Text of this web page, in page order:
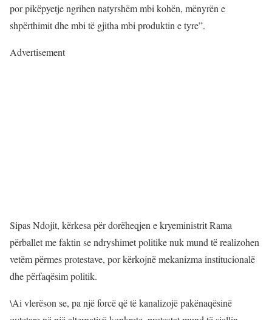
por pikëpyetje ngrihen natyrshëm mbi kohën, mënyrën e
shpërthimit dhe mbi të gjitha mbi produktin e tyre”.
Advertisement
Sipas Ndojit, kërkesa për dorëheqjen e kryeministrit Rama
përballet me faktin se ndryshimet politike nuk mund të realizohen
vetëm përmes protestave, por kërkojnë mekanizma institucionalë
dhe përfaqësim politik.
\Ai vlerëson se, pa një forcë që të kanalizojë pakënaqësinë